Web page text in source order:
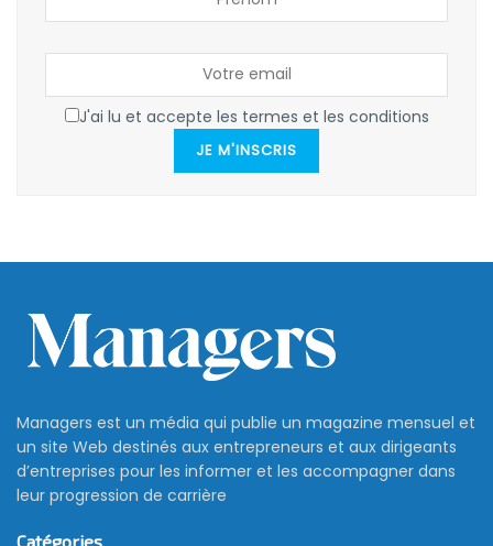
J'ai lu et accepte les termes et les conditions
JE M'INSCRIS
Managers est un média qui publie un magazine mensuel et
un site Web destinés aux entrepreneurs et aux dirigeants
d’entreprises pour les informer et les accompagner dans
leur progression de carrière
Catégories